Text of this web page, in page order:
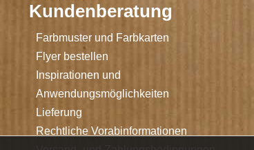
Kundenberatung
Farbmuster und Farbkarten
Flyer bestellen
Inspirationen und
Anwendungsmöglichkeiten
Lieferung
Rechtliche Vorabinformationen